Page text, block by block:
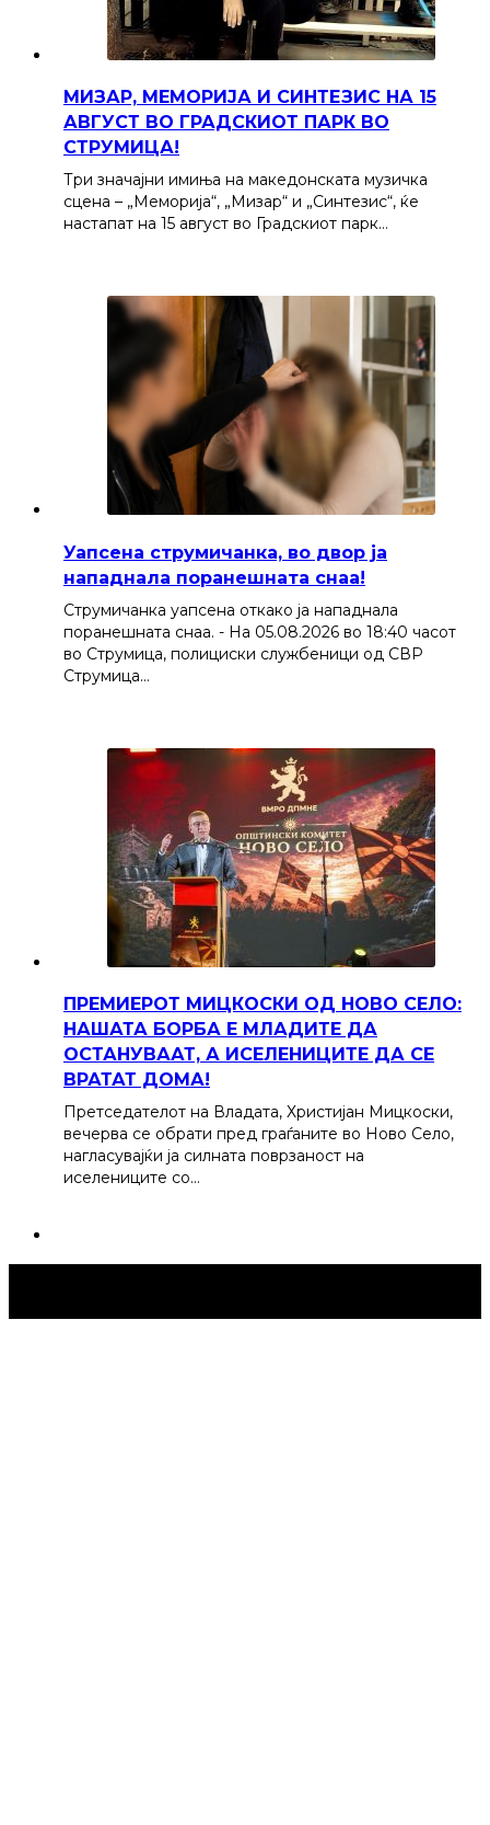
МИЗАР, МЕМОРИЈА И СИНТЕЗИС НА 15
АВГУСТ ВО ГРАДСКИОТ ПАРК ВО
СТРУМИЦА!
Три значајни имиња на македонската музичка
сцена – „Меморија“, „Мизар“ и „Синтезис“, ќе
настапат на 15 август во Градскиот парк…
Уапсена струмичанка, во двор ја
нападнала поранешната снаа!
Струмичанка уапсена откако ја нападнала
поранешната снаа. - На 05.08.2026 во 18:40 часот
во Струмица, полициски службеници од СВР
Струмица…
ПРЕМИЕРОТ МИЦКОСКИ ОД НОВО СЕЛО:
НАШАТА БОРБА Е МЛАДИТЕ ДА
ОСТАНУВААТ, А ИСЕЛЕНИЦИТЕ ДА СЕ
ВРАТАТ ДОМА!
Претседателот на Владата, Христијан Мицкоски,
вечерва се обрати пред граѓаните во Ново Село,
нагласувајќи ја силната поврзаност на
иселениците со…